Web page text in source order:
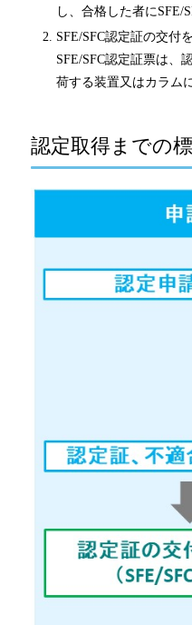
し、合格した者にSFE/
SFE/SFC認定証の交付
SFE/SFC認定証票は、
荷する装置又はカラム
認定取得までの